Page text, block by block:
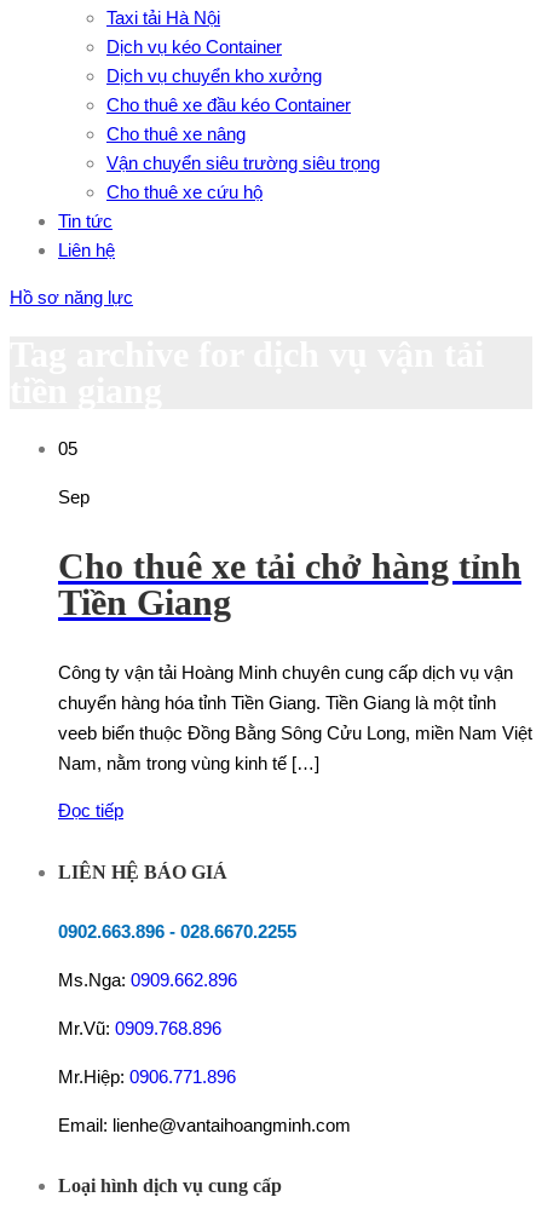
Taxi tải Hà Nội
Dịch vụ kéo Container
Dịch vụ chuyển kho xưởng
Cho thuê xe đầu kéo Container
Cho thuê xe nâng
Vận chuyển siêu trường siêu trọng
Cho thuê xe cứu hộ
Tin tức
Liên hệ
Hồ sơ năng lực
05
Sep
Cho thuê xe tải chở hàng tỉnh
Tiền Giang
Công ty vận tải Hoàng Minh chuyên cung cấp dịch vụ vận
chuyển hàng hóa tỉnh Tiền Giang. Tiền Giang là một tỉnh
veeb biển thuộc Đồng Bằng Sông Cửu Long, miền Nam Việt
Nam, nằm trong vùng kinh tế […]
Đọc tiếp
LIÊN HỆ BÁO GIÁ
0902.663.896 - 028.6670.2255
Ms.Nga: 0909.662.896
Mr.Vũ: 0909.768.896
Mr.Hiệp: 0906.771.896
Email: lienhe@vantaihoangminh.com
Loại hình dịch vụ cung cấp